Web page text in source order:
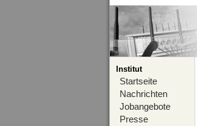
Institut
Startseite
Nachrichten
Jobangebote
Presse